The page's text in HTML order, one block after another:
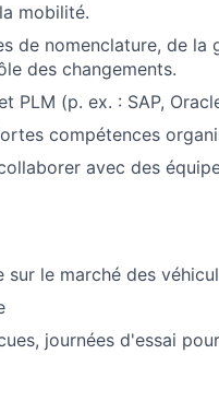
mobilité.
de nomenclature, de la
des changements.
PLM (p. ex. : SAP,
compétences
avec des
sur le marché des
journées d'essai